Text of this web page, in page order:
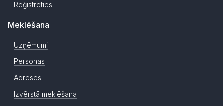
Reģistrēties
Meklēšana
Uzņēmumi
Personas
Adreses
Izvērstā meklēšana